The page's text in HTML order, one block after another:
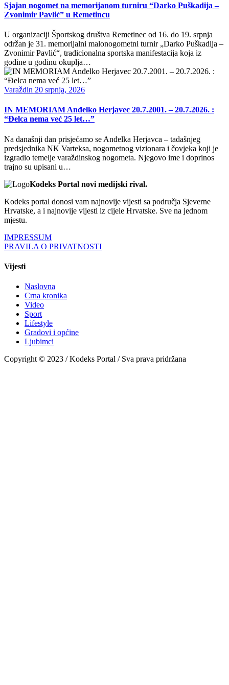
Sjajan nogomet na memorijanom turniru “Darko Puškadija –
Zvonimir Pavlić” u Remetincu
U organizaciji Športskog društva Remetinec od 16. do 19. srpnja
održan je 31. memorijalni malonogometni turnir „Darko Puškadija –
Zvonimir Pavlić“, tradicionalna sportska manifestacija koja iz
godine u godinu okuplja…
Varaždin 20 srpnja, 2026
IN MEMORIAM Anđelko Herjavec 20.7.2001. – 20.7.2026. :
“Đelca nema već 25 let…”
Na današnji dan prisjećamo se Anđelka Herjavca – tadašnjeg
predsjednika NK Varteksa, nogometnog vizionara i čovjeka koji je
izgradio temelje varaždinskog nogometa. Njegovo ime i doprinos
trajno su upisani u…
Kodeks Portal novi medijski rival.
Kodeks portal donosi vam najnovije vijesti sa područja Sjeverne
Hrvatske, a i najnovije vijesti iz cijele Hrvatske. Sve na jednom
mjestu.
IMPRESSUM
PRAVILA O PRIVATNOSTI
Vijesti
Naslovna
Crna kronika
Video
Sport
Lifestyle
Gradovi i općine
Ljubimci
Copyright © 2023 / Kodeks Portal / Sva prava pridržana